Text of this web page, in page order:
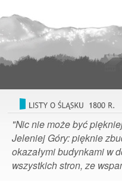
"Nic nie może być
Jeleniej Góry: pięknie
okazałymi budynkami w
wszystkich stron, ze